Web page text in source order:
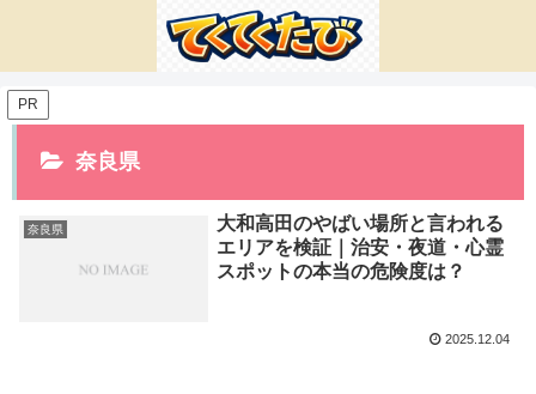
PR
奈良県
奈良県
大和高田のやばい場所と言われる
エリアを検証｜治安・夜道・心霊
スポットの本当の危険度は？
2025.12.04